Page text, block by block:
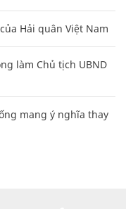
Hải quân Việt Nam
làm Chủ tịch UBND
mang ý nghĩa thay